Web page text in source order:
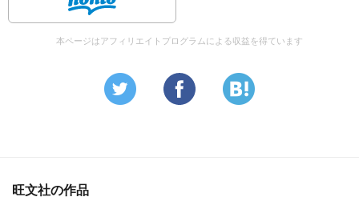
本ページはアフィリエイトプログラムによる収益を得ています
旺文社の作品